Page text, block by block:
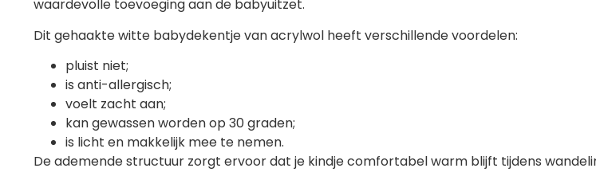
waardevolle toevoeging aan de babyuitzet.
Dit gehaakte witte babydekentje van acrylwol heeft verschillende voordelen:
pluist niet;
is anti-allergisch;
voelt zacht aan;
kan gewassen worden op 30 graden;
is licht en makkelijk mee te nemen.
De ademende structuur zorgt ervoor dat je kindje comfortabel warm blijft tijdens